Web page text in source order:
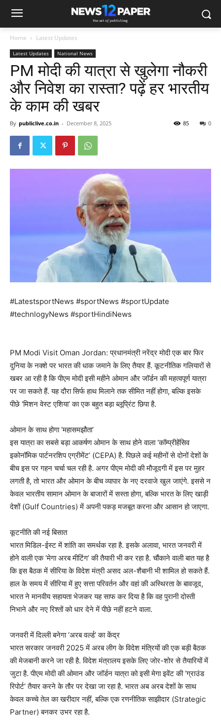
Home Latest Updates
Latest Updates National News
PM मोदी की यात्रा से खुलेगा नौकरी
और निवेश का रास्ता? पढ़ें हर भारतीय
के काम की खबर
By publiclive.co.in - December 8, 2025 0
85
#LatestsportNews #sportNews #sportUpdate
#technlogyNews #sportHindiNews
PM Modi Visit Oman Jordan: प्रधानमंत्री नरेंद्र मोदी एक बार फिर
दुनिया के नक्शे पर भारत की धाक जमाने के लिए तैयार हैं. कूटनीतिक गलियारों से
खबर आ रही है कि पीएम मोदी इसी महीने ओमान और जॉर्डन की महत्वपूर्ण यात्रा
पर जा सकते हैं. यह दौरा सिर्फ हाथ मिलाने तक सीमित नहीं होगा, बल्कि इसके
पीछे ‘मिशन वेस्ट एशिया’ का एक बहुत बड़ा ब्लूप्रिंट छिपा है.
ओमान के साथ होगा ‘महासमझौता’
इस यात्रा का सबसे बड़ा आकर्षण ओमान के साथ होने वाला ‘कॉम्प्रीहेंसिव
इकोनॉमिक पार्टनरशिप एग्रीमेंट’ (CEPA) है. पिछले कई महीनों से दोनों देशों के
बीच इस पर गहन चर्चा चल रही है. अगर पीएम मोदी की मौजूदगी में इस पर मुहर
लगती है, तो भारत और ओमान के बीच व्यापार के नए दरवाजे खुल जाएंगे. इससे न
केवल भारतीय सामान ओमान के बाजारों में सस्ता होगा, बल्कि भारत के लिए खाड़ी
देशों (Gulf Countries) में अपनी पकड़ मजबूत करना और आसान हो जाएगा.
कूटनीति की नई बिसात
भारत मिडिल-ईस्ट में शांति का समर्थक रहा है. इसके अलावा, भारत जनवरी में
होने वाली एक ‘मेगा अरब मीटिंग’ की तैयारी भी कर रहा है. चौंकाने वाली बात यह है
कि इस बैठक में सीरिया के विदेश मंत्री असद अल-शैबानी भी शामिल हो सकते हैं.
हाल के समय में सीरिया में हुए सत्ता परिवर्तन और वहां की अस्थिरता के बावजूद,
भारत ने मानवीय सहायता भेजकर यह साफ कर दिया है कि वह पुरानी दोस्ती
निभाने और नए रिश्तों को धार देने में पीछे नहीं हटने वाला.
जनवरी में दिल्ली बनेगा ‘अरब वर्ल्ड’ का केंद्र
भारत सरकार जनवरी 2025 में अरब लीग के विदेश मंत्रियों की एक बड़ी बैठक
की मेजबानी करने जा रही है. विदेश मंत्रालय इसके लिए जोर-शोर से तैयारियों में
जुटा है. पीएम मोदी की ओमान और जॉर्डन यात्रा को इसी मेगा इवेंट की ‘ग्राउंड
रिपोर्ट’ तैयार करने के तौर पर देखा जा रहा है. भारत अब अरब देशों के साथ
केवल कच्चे तेल का खरीदार नहीं, बल्कि एक रणनीतिक साझीदार (Strategic
Partner) बनकर उभर रहा है.